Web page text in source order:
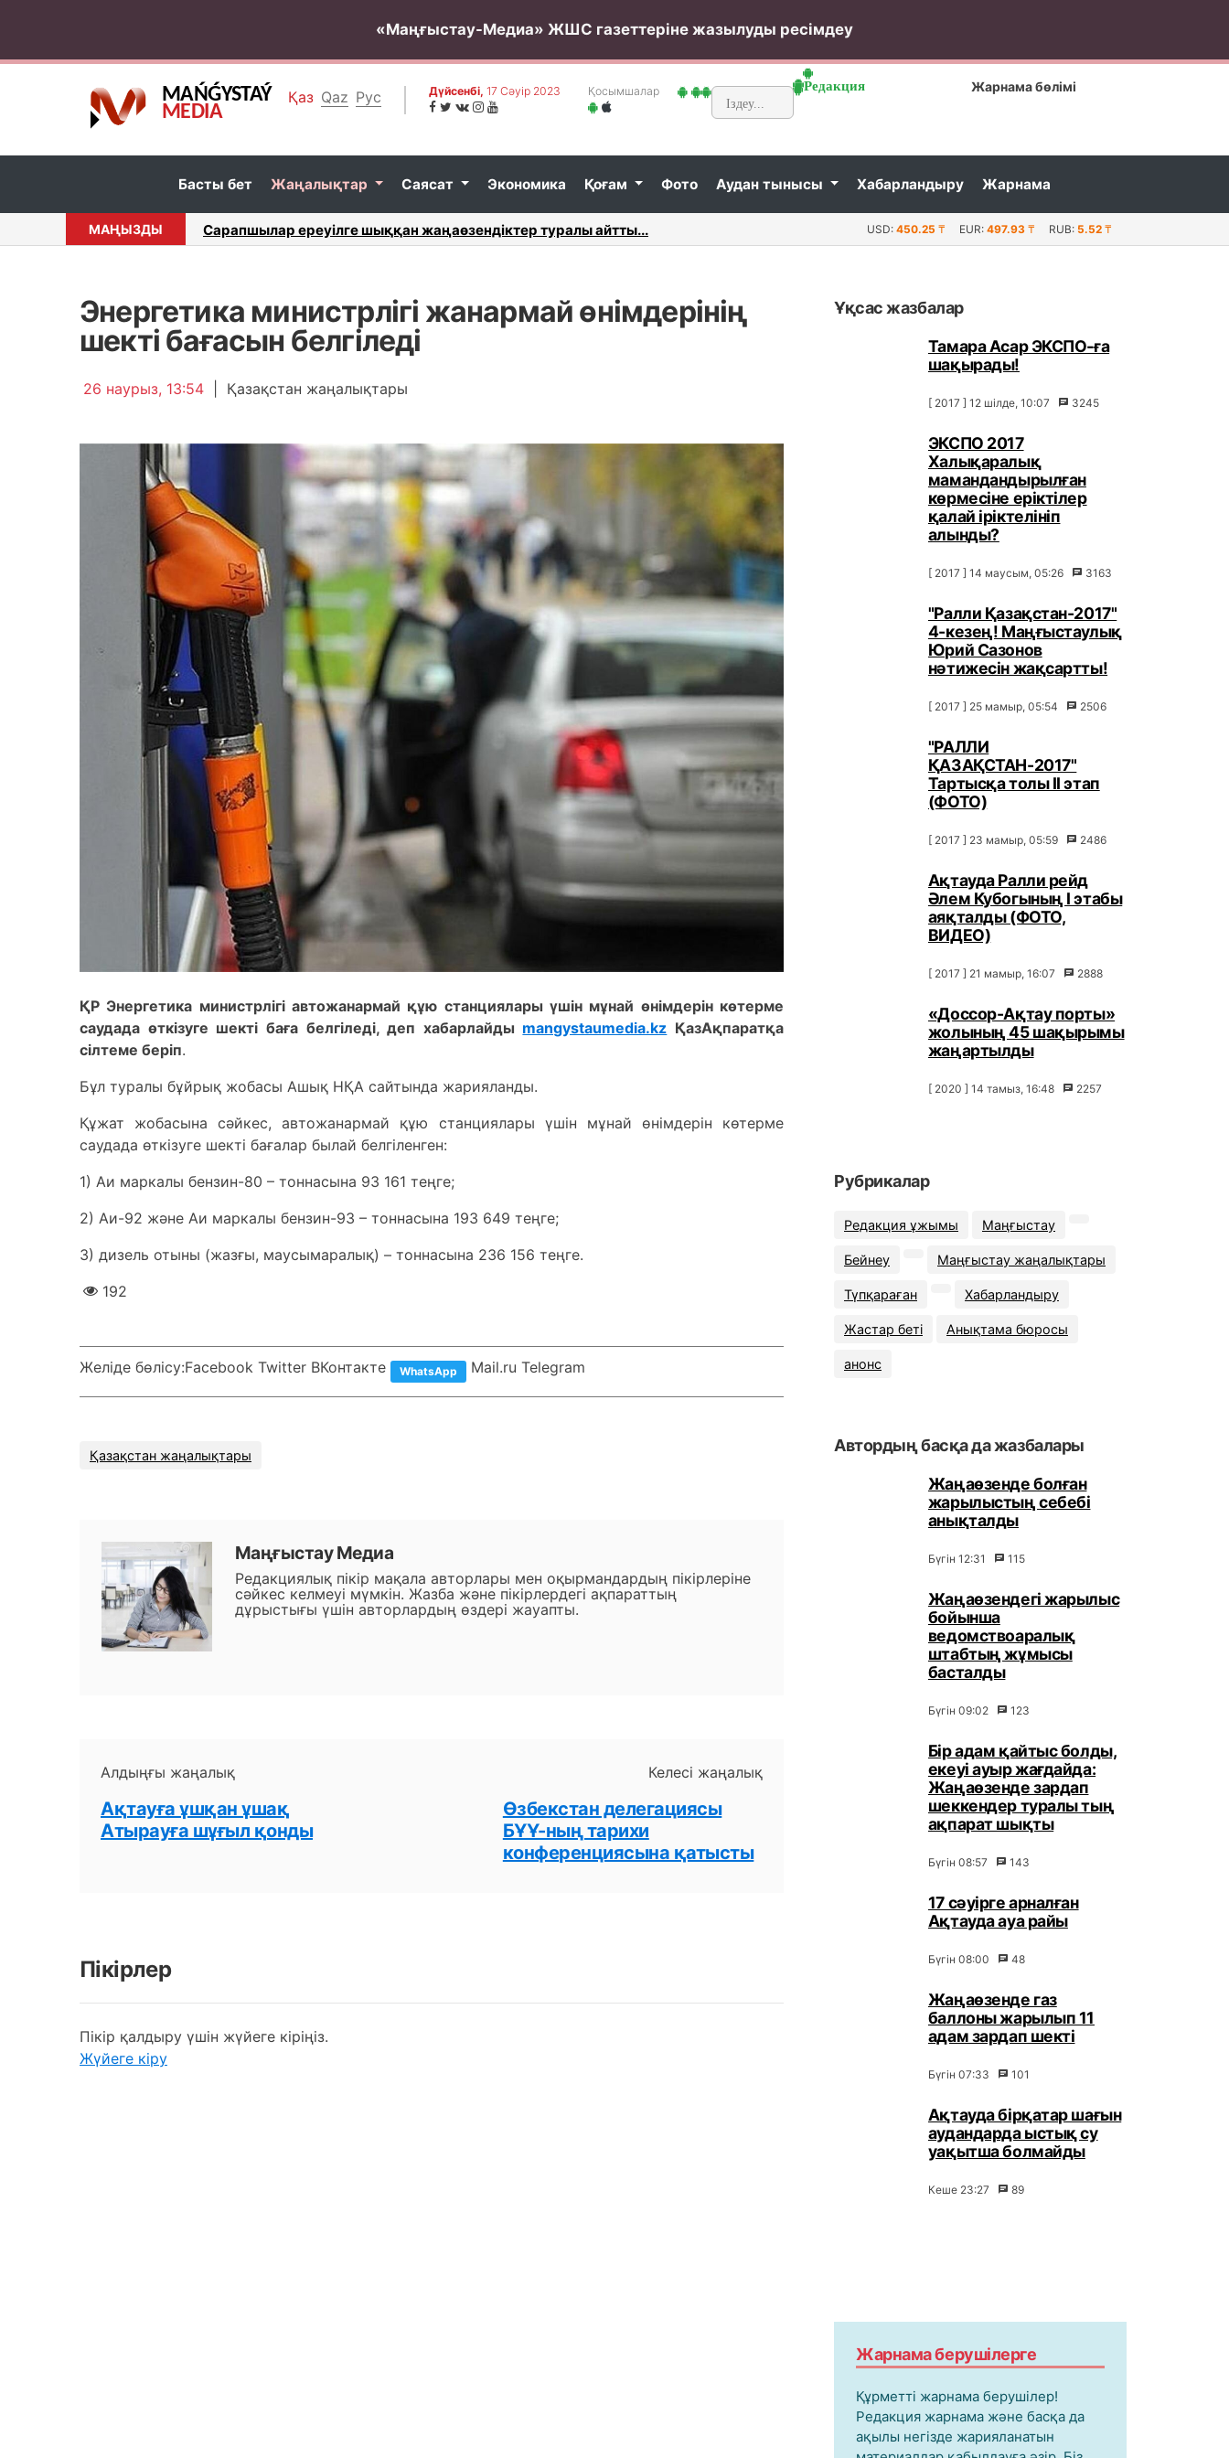
«Маңғыстау-Медиа» ЖШС газеттеріне жазылуды ресімдеу
MAŃǴYSTAÝ
MEDIA
Қаз Qaz Рус Дүйсенбі, 17 Сәуір 2023 Қосымшалар Редакция Жарнама бөлімі
Басты бет Жаңалықтар Саясат Экономика Қоғам Фото Аудан тынысы Хабарландыру Жарнама
МАҢЫЗДЫ
айтты... Ақтауда ауызашарға қатысқан жиырмаға жуық дәрігер астан уланды... Маңғыстауда криминалдық полиция басшысының орынбасары
USD: 450.25 ₸ EUR: 497.93 ₸ RUB: 5.52 ₸
Энергетика министрлігі жанармай өнімдерінің
шекті бағасын белгіледі
26 наурыз, 13:54 Қазақстан жаңалықтары
ҚР Энергетика министрлігі автожанармай құю станциялары үшін мұнай өнімдерін көтерме
саудада өткізуге шекті баға белгіледі, деп хабарлайды mangystaumedia.kz ҚазАқпаратқа
сілтеме беріп.
Бұл туралы бұйрық жобасы Ашық НҚА сайтында жарияланды.
Құжат жобасына сәйкес, автожанармай құю станциялары үшін мұнай өнімдерін көтерме
саудада өткізуге шекті бағалар былай белгіленген:
1) Аи маркалы бензин-80 – тоннасына 93 161 теңге;
2) Аи-92 және Аи маркалы бензин-93 – тоннасына 193 649 теңге;
3) дизель отыны (жазғы, маусымаралық) – тоннасына 236 156 теңге.
192
Желіде бөлісу:Facebook Twitter ВКонтакте WhatsApp Mail.ru Telegram
Қазақстан жаңалықтары
Маңғыстау Медиа
Редакциялық пікір мақала авторлары мен оқырмандардың пікірлеріне
сәйкес келмеуі мүмкін. Жазба және пікірлердегі ақпараттың
дұрыстығы үшін авторлардың өздері жауапты.
Алдыңғы жаңалық
Ақтауға ұшқан ұшақ
Атырауға шұғыл қонды
Келесі жаңалық
Өзбекстан делегациясы
БҰҰ-ның тарихи
конференциясына қатысты
Пікірлер
Пікір қалдыру үшін жүйеге кіріңіз.
Жүйеге кіру
Ұқсас жазбалар
Тамара Асар ЭКСПО-ға
шақырады!
[ 2017 ] 12 шілде, 10:07 3245
ЭКСПО 2017
Халықаралық
мамандандырылған
көрмесіне еріктілер
қалай іріктелініп
алынды?
[ 2017 ] 14 маусым, 05:26 3163
"Ралли Қазақстан-2017"
4-кезең! Маңғыстаулық
Юрий Сазонов
нәтижесін жақсартты!
[ 2017 ] 25 мамыр, 05:54 2506
"РАЛЛИ
ҚАЗАҚСТАН-2017"
Тартысқа толы ІІ этап
(ФОТО)
[ 2017 ] 23 мамыр, 05:59 2486
Ақтауда Ралли рейд
Әлем Кубогының I этабы
аяқталды (ФОТО,
ВИДЕО)
[ 2017 ] 21 мамыр, 16:07 2888
«Доссор-Ақтау порты»
жолының 45 шақырымы
жаңартылды
[ 2020 ] 14 тамыз, 16:48 2257
Рубрикалар
Редакция ұжымы Маңғыстау
Бейнеу Маңғыстау жаңалықтары
Түпқараған Хабарландыру
Жастар беті Анықтама бюросы
анонс
Автордың басқа да жазбалары
Жаңаөзенде болған
жарылыстың себебі
анықталды
Бүгін 12:31 115
Жаңаөзендегі жарылыс
бойынша
ведомствоаралық
штабтың жұмысы
басталды
Бүгін 09:02 123
Бір адам қайтыс болды,
екеуі ауыр жағдайда:
Жаңаөзенде зардап
шеккендер туралы тың
ақпарат шықты
Бүгін 08:57 143
17 сәуірге арналған
Ақтауда ауа райы
Бүгін 08:00 48
Жаңаөзенде газ
баллоны жарылып 11
адам зардап шекті
Бүгін 07:33 101
Ақтауда бірқатар шағын
аудандарда ыстық су
уақытша болмайды
Кеше 23:27 89
Жарнама берушілерге
Құрметті жарнама берушілер!
Редакция жарнама және басқа да
ақылы негізде жарияланатын